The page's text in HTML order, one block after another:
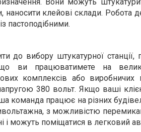
наносити клейові склади. Робота
пастоподібними.
до вибору штукатурної станції,
ви працюватимете на
комплексів або
380 вольт. Якщо ваші
команда працює на різних
з можливістю
і можуть поміщатися в легковий